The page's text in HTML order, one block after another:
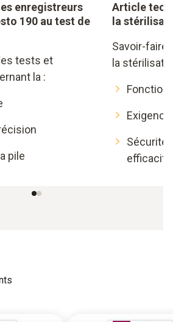
enregistreurs
190 au test de
tests et
la :
pile
Article
la
Savoir-faire
la
Sécurité